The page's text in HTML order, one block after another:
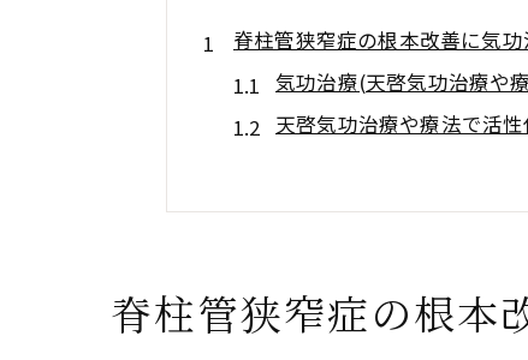
脊柱管狭窄症の根本改善に気
気功治療(天啓気功治療や
天啓気功治療や療法で活
天啓気功治療や療法での
完全寛解を目指す気功治
気功治療(天啓気功治療や
天啓気功治療や療法で活性化
脊柱管狭窄症の根本